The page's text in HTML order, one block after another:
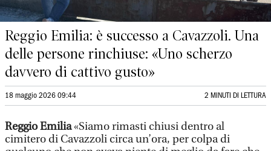
Reggio Emilia: è successo a Cavazzoli. Una
delle persone rinchiuse: «Uno scherzo
davvero di cattivo gusto»
18 maggio 2026 09:44 2 MINUTI DI LETTURA
Reggio Emilia«Siamo rimasti chiusi dentro al
cimitero di Cavazzoli circa un’ora, per colpa di